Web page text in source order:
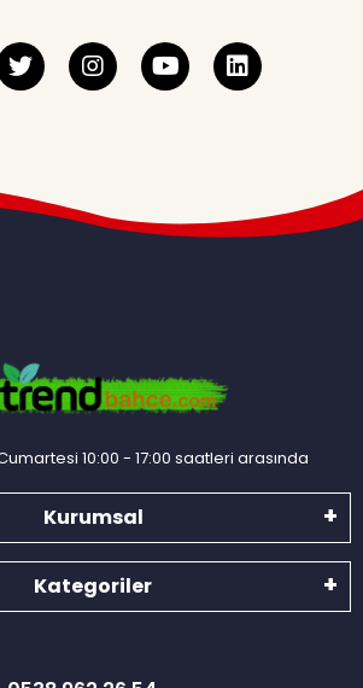
10:00 - 17:00 saatleri arasında
Kurumsal
Kategoriler